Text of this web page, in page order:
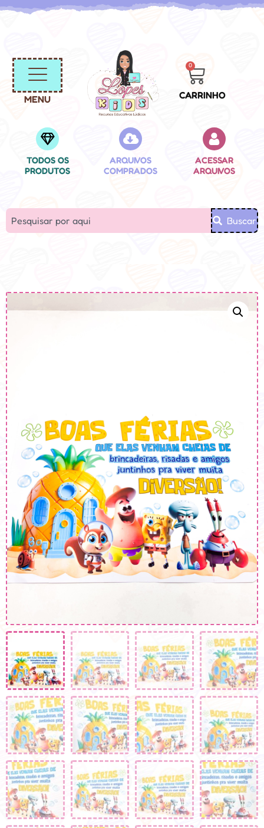
MENU
0
CARRINHO
TODOS OS
PRODUTOS
ARQUIVOS
COMPRADOS
ACESSAR
ARQUIVOS
Buscar